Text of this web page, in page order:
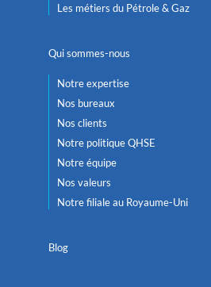
Les métiers du Pétrole & Gaz
Qui sommes-nous
Notre expertise
Nos bureaux
Nos clients
Notre politique QHSE
Notre équipe
Nos valeurs
Notre filiale au Royaume-Uni
Blog